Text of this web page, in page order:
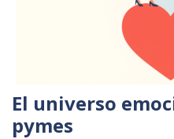
El universo
pymes